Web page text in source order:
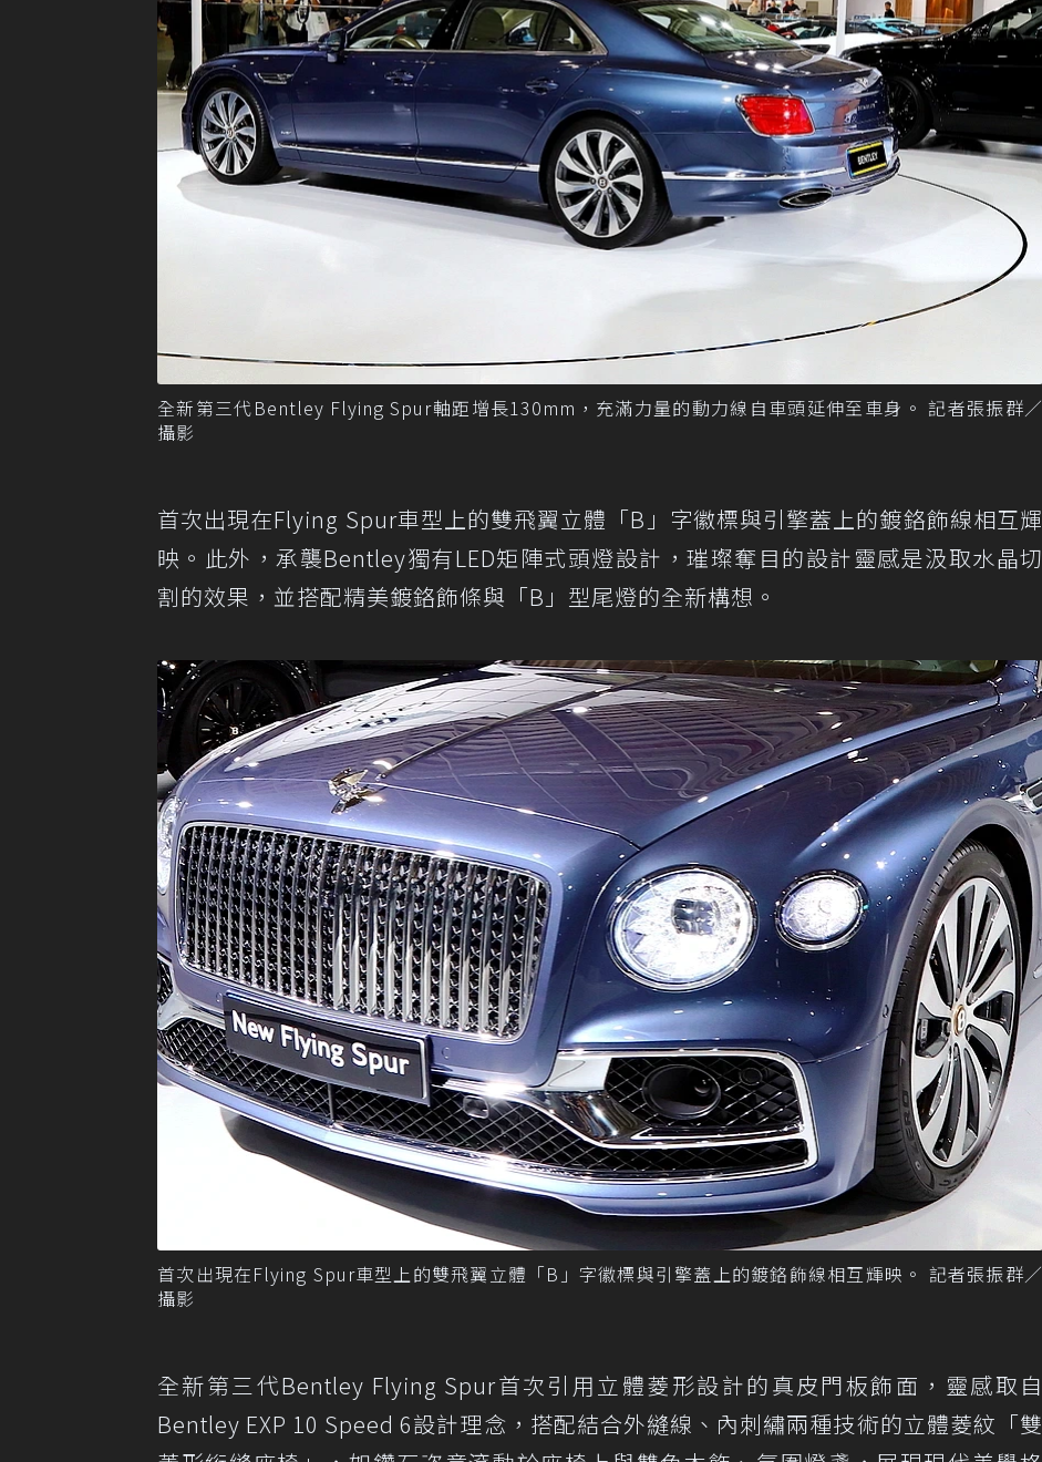
全新第三代Bentley Flying Spur軸距增長130mm，充滿力量的動力線自車頭延伸至車身。 記者張振群／
攝影
首次出現在Flying Spur車型上的雙飛翼立體「B」字徽標與引擎蓋上的鍍鉻飾線相互輝
映。此外，承襲Bentley獨有LED矩陣式頭燈設計，璀璨奪目的設計靈感是汲取水晶切
割的效果，並搭配精美鍍鉻飾條與「B」型尾燈的全新構想。
首次出現在Flying Spur車型上的雙飛翼立體「B」字徽標與引擎蓋上的鍍鉻飾線相互輝映。 記者張振群／
攝影
全新第三代Bentley Flying Spur首次引用立體菱形設計的真皮門板飾面，靈感取自
Bentley EXP 10 Speed 6設計理念，搭配結合外縫線、內刺繡兩種技術的立體菱紋「雙